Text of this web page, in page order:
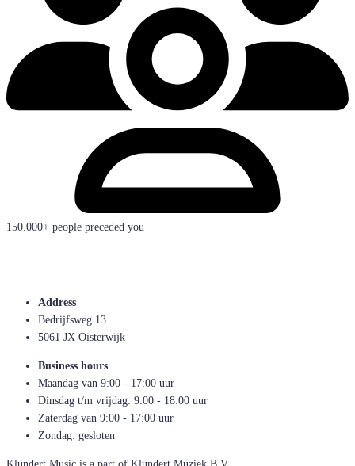
150.000+ people preceded you
Address
Bedrijfsweg 13
5061 JX Oisterwijk
Business hours
Maandag van 9:00 - 17:00 uur
Dinsdag t/m vrijdag: 9:00 - 18:00 uur
Zaterdag van 9:00 - 17:00 uur
Zondag: gesloten